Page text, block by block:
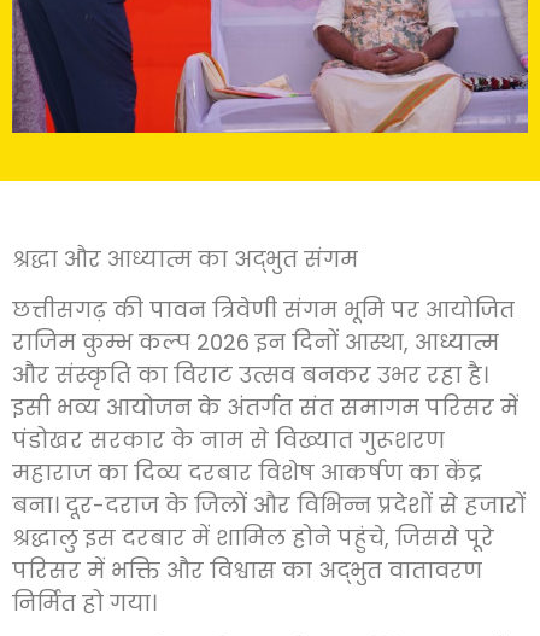
श्रद्धा और आध्यात्म का अद्भुत संगम
छत्तीसगढ़ की पावन त्रिवेणी संगम भूमि पर आयोजित
राजिम कुम्भ कल्प 2026 इन दिनों आस्था, आध्यात्म
और संस्कृति का विराट उत्सव बनकर उभर रहा है।
इसी भव्य आयोजन के अंतर्गत संत समागम परिसर में
पंडोखर सरकार के नाम से विख्यात गुरूशरण
महाराज का दिव्य दरबार विशेष आकर्षण का केंद्र
बना। दूर-दराज के जिलों और विभिन्न प्रदेशों से हजारों
श्रद्धालु इस दरबार में शामिल होने पहुंचे, जिससे पूरे
परिसर में भक्ति और विश्वास का अद्भुत वातावरण
निर्मित हो गया।